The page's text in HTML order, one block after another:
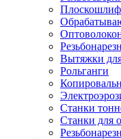
Вытяжки
Рольганги
Станки
Станки для